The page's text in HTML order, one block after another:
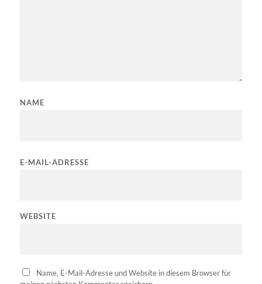
NAME
E-MAIL-ADRESSE
WEBSITE
Name, E-Mail-Adresse und Website in diesem Browser für